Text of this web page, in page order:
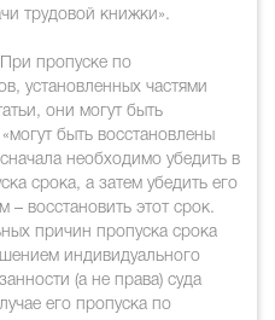
трудовой книжки».
пропуске по
установленных частями
они могут быть
быть восстановлены
необходимо убедить в
срока, а затем убедить его
– восстановить этот срок.
причин пропуска срока
индивидуального
(а не права) суда
его пропуска по